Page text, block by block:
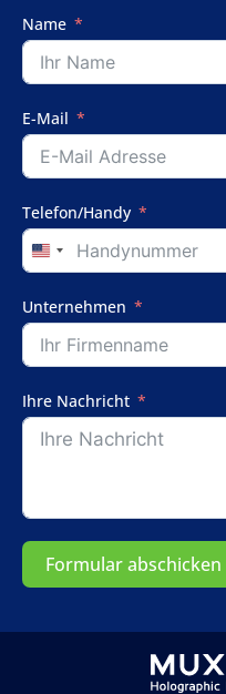
Name
E-Mail
Telefon/Handy
United
States
+1
Unternehmen
Ihre Nachricht
Formular abschicken